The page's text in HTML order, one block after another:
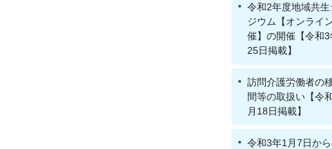
令和2年度地域共生
ジウム【オンライ
催】の開催【令和3
25日掲載】
訪問介護労働者の
間等の取扱い【令
月18日掲載】
令和3年1月7日か